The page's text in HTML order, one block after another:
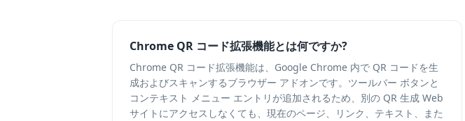
Chrome QR コード拡張機能とは何ですか?
Chrome QR コード拡張機能は、Google Chrome 内で QR コードを生
成およびスキャンするブラウザー アドオンです。ツールバー ボタンと
コンテキスト メニュー エントリが追加されるため、別の QR 生成 Web
サイトにアクセスしなくても、現在のページ、リンク、テキスト、また